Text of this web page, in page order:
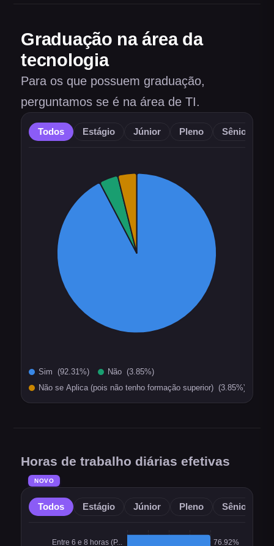
Graduação na área da
tecnologia
Para os que possuem graduação,
perguntamos se é na área de TI.
Todos Estágio Júnior Pleno Sênior
Horas de trabalho diárias efetivas
NOVO
Todos Estágio Júnior Pleno Sênior